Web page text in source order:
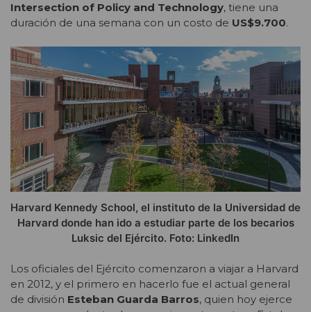
Intersection of Policy and Technology, tiene una
duración de una semana con un costo de US$9.700.
Harvard Kennedy School, el instituto de la Universidad de
Harvard donde han ido a estudiar parte de los becarios
Luksic del Ejército. Foto: LinkedIn
Los oficiales del Ejército comenzaron a viajar a Harvard
en 2012, y el primero en hacerlo fue el actual general
de división Esteban Guarda Barros, quien hoy ejerce